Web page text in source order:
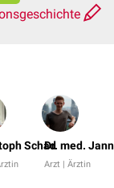
SchadDr. med.
Arzt | Ärztin